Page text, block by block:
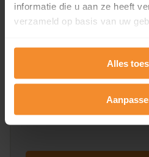
informatie die u aan ze heeft
verzameld op basis van uw
Alles
Een uitgebreid overzicht van
dit inclusief de luchtfoto!